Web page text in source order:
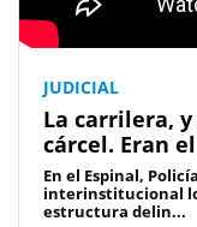
JUDICIAL
La carrilera,
cárcel. Eran
En el Espinal,
interinstitucional
estructura delin...